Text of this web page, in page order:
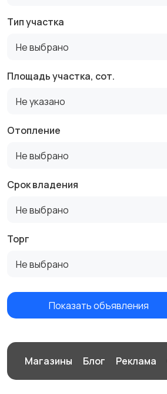
Тип участка
Не выбрано
Площадь участка, сот.
Не указано
Отопление
Не выбрано
Срок владения
Не выбрано
Торг
Не выбрано
Показать объявления
Магазины Блог Реклама